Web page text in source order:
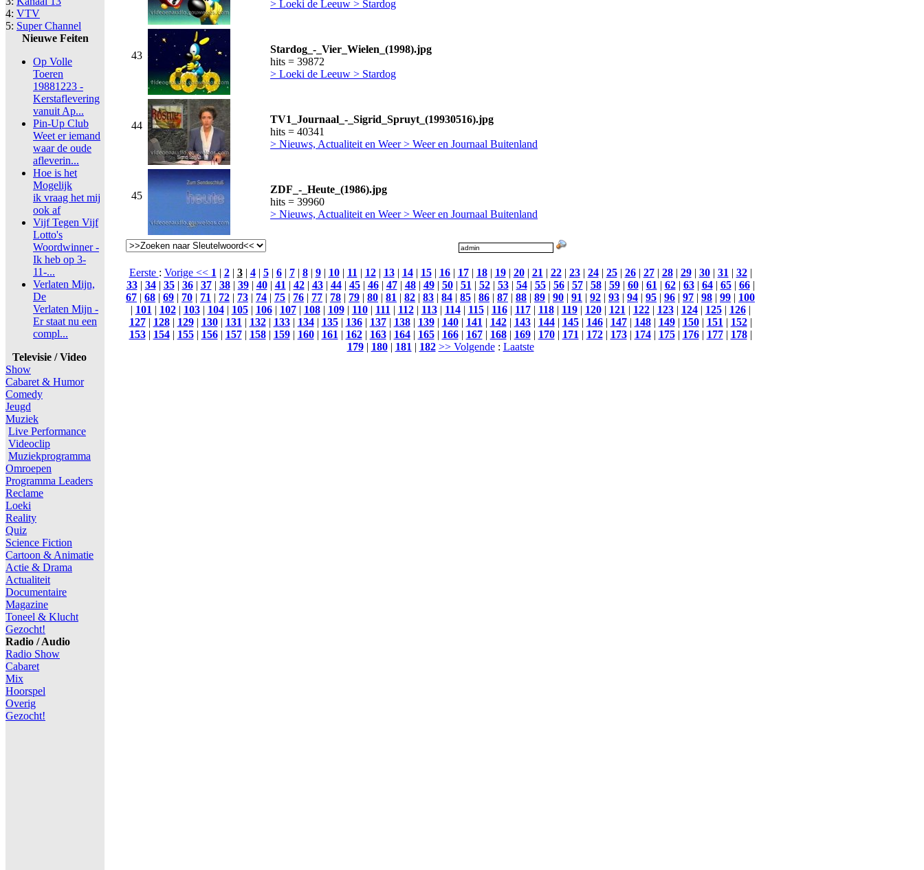
4: VTV
5: Super Channel
Nieuwe Feiten
Op Volle
Toeren
19881223 -
Kerstaflevering
vanuit Ap...
Pin-Up Club
Weet er iemand
waar de oude
afleverin...
Hoe is het
Mogelijk
ik vraag het mij
ook af
Vijf Tegen Vijf
Lotto's
Woordwinner -
Ik heb op 3-
11-...
Verlaten Mijn,
De
Verlaten Mijn -
Er staat nu een
compl...
Televisie / Video
Show
Cabaret & Humor
Comedy
Jeugd
Muziek
Live Performance
Videoclip
Muziekprogramma
Omroepen
Programma Leaders
Reclame
Loeki
Reality
Quiz
Science Fiction
Cartoon & Animatie
Actie & Drama
Actualiteit
Documentaire
Magazine
Toneel & Klucht
Gezocht!
Radio / Audio
Radio Show
Cabaret
Mix
Hoorspel
Overig
Gezocht!
> Loeki de Leeuw > Stardog
43
Stardog_-_Vier_Wielen_(1998).jpg
hits = 39872
> Loeki de Leeuw > Stardog
44
TV1_Journaal_-_Sigrid_Spruyt_(19930516).jpg
hits = 40341
> Nieuws, Actualiteit en Weer > Weer en Journaal Buitenland
45
ZDF_-_Heute_(1986).jpg
hits = 39960
> Nieuws, Actualiteit en Weer > Weer en Journaal Buitenland
Eerste : Vorige << 1| 2| 3| 4| 5| 6| 7| 8| 9| 10| 11| 12| 13| 14| 15| 16| 17| 18| 19| 20| 21| 22| 23| 24| 25| 26| 27| 28| 29| 30| 31| 32|
33| 34| 35| 36| 37| 38| 39| 40| 41| 42| 43| 44| 45| 46| 47| 48| 49| 50| 51| 52| 53| 54| 55| 56| 57| 58| 59| 60| 61| 62| 63| 64| 65| 66|
67 | 68 | 69 | 70 | 71 | 72 | 73 | 74 | 75 | 76 | 77 | 78 | 79 | 80 | 81 | 82 | 83 | 84 | 85 | 86 | 87 | 88 | 89 | 90 | 91 | 92 | 93 | 94 | 95 | 96 | 97 | 98 | 99 | 100
| 101| 102| 103| 104| 105| 106| 107| 108| 109| 110| 111| 112| 113| 114| 115| 116| 117| 118| 119| 120| 121| 122| 123| 124| 125| 126|
127| 128| 129| 130| 131| 132| 133| 134| 135| 136| 137| 138| 139| 140| 141| 142| 143| 144| 145| 146| 147| 148| 149| 150| 151| 152|
153| 154| 155| 156| 157| 158| 159| 160| 161| 162| 163| 164| 165| 166| 167| 168| 169| 170| 171| 172| 173| 174| 175| 176| 177| 178|
179| 180| 181| 182 >> Volgende: Laatste